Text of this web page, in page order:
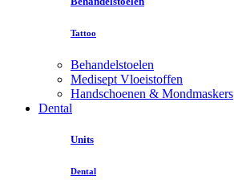
Tattoo
Behandelstoelen
Medisept Vloeistoffen
Handschoenen & Mondmaskers
Dental
Units
Dental